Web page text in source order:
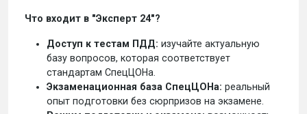
Что входит в "Эксперт 24"?
Доступ к тестам ПДД: изучайте актуальную
базу вопросов, которая соответствует
стандартам СпецЦОНа.
Экзаменационная база СпецЦОНа: реальный
опыт подготовки без сюрпризов на экзамене.